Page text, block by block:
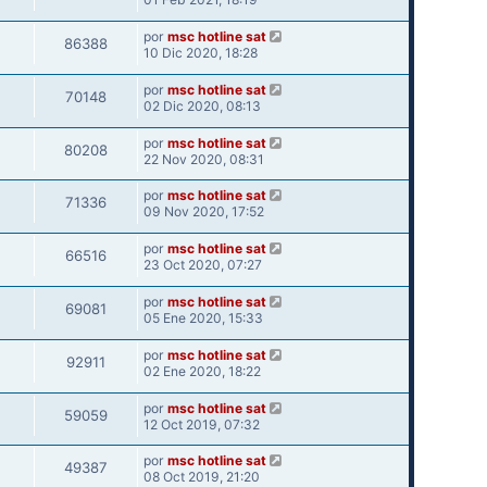
86388 por msc hotline sat
10 Dic 2020, 18:28
70148 por msc hotline sat
02 Dic 2020, 08:13
80208 por msc hotline sat
22 Nov 2020, 08:31
71336 por msc hotline sat
09 Nov 2020, 17:52
66516 por msc hotline sat
23 Oct 2020, 07:27
69081 por msc hotline sat
05 Ene 2020, 15:33
92911 por msc hotline sat
02 Ene 2020, 18:22
59059 por msc hotline sat
12 Oct 2019, 07:32
49387 por msc hotline sat
08 Oct 2019, 21:20